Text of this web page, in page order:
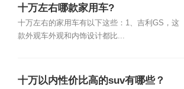
十万左右哪款家用车?
十万左右的家用车有以下这些：1、吉利GS，这
款外观车外观和内饰设计都比...
十万以内性价比高的suv有哪些？